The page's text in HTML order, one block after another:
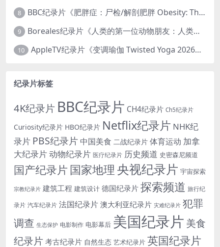
8 BBC纪录片《肥胖症：尸检/解剖肥胖 Obesity: The Post Mortem 2016》英语中英双字 无水印纯净版 1080P/MKV/1.03G
9 Boreales纪录片《人类的第一位动物朋友：人类和狗的神奇故事 Man’s First Friend 2018》英语中英双字 1080P/MP4/1.8G 狗的神奇故事
10 AppleTV纪录片《变调瑜伽 Twisted Yoga 2026》全3集 英语中英双字 无水印纯净版 1080P/MKV/10G 瑜伽大师背后的真相
纪录片标签
4K纪录片 BBC纪录片 CH4纪录片 Ch5纪录片
Curiosity纪录片 HBO纪录片 Netflix纪录片 NHK纪
录片 PBS纪录片 中国美食 二战纪录片 体育运动 加拿
大纪录片动物纪录片 医疗纪录片 历史频道 史密森尼频道
国产纪录片 国家地理 央视纪录片 宇宙探索
宗教纪录片 建筑工程 建筑设计 德国纪录片 探索频道 旅行纪
录片 汽车纪录片 法国纪录片 澳大利亚纪录片 灾难纪录片 犯罪
调查 生态保护 电影制作 电影幕后 美国纪录片 美食
纪录片考古纪录片 自然生态 艺术纪录片 英国纪录片